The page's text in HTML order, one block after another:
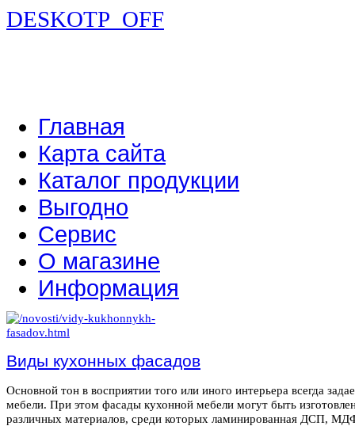
DESKOTP_OFF
Главная
Карта сайта
Каталог продукции
Выгодно
Сервис
О магазине
Информация
Виды кухонных фасадов
Основной тон в восприятии того или иного интерьера всегда
мебели. При этом фасады кухонной мебели могут быть
различных материалов, среди которых ламинированная ДСП,